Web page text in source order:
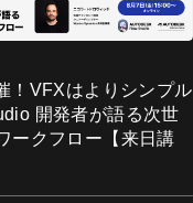
！VFXはよりシンプル
開発者が語る次世
ークフロー【来日講